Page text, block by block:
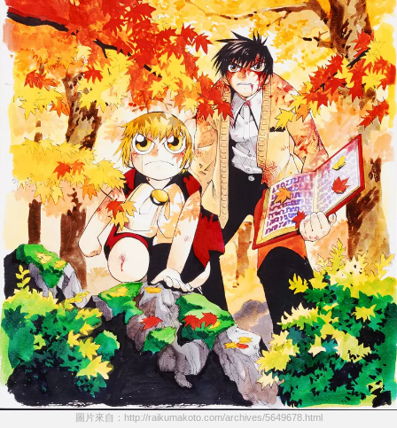
圖片來自：http://raikumakoto.com/archives/5649678.html